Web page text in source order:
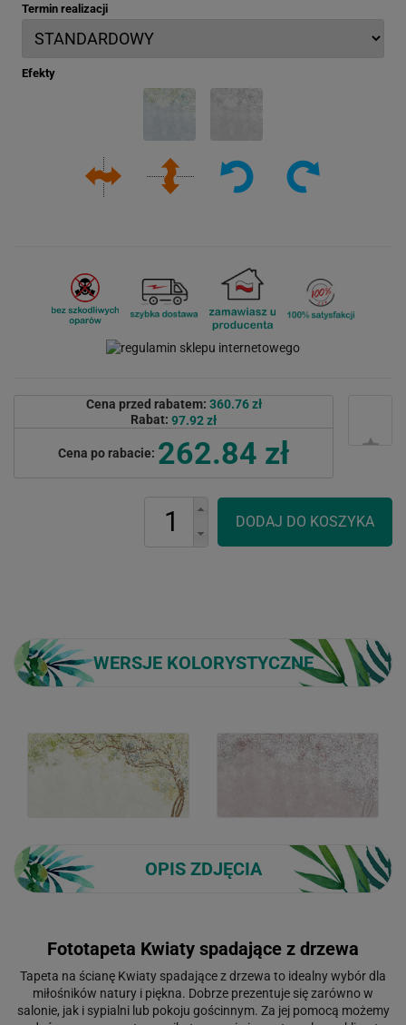
Termin realizacji
Efekty
Cena przed rabatem: 360.76 zł
Rabat: 97.92 zł
Cena po rabacie: 262.84 zł
WERSJE KOLORYSTYCZNE
OPIS ZDJĘCIA
Fototapeta Kwiaty spadające z drzewa
Tapeta na ścianę Kwiaty spadające z drzewa to idealny wybór dla
miłośników natury i piękna. Dobrze prezentuje się zarówno w
salonie, jak i sypialni lub pokoju gościnnym. Za jej pomocą możemy